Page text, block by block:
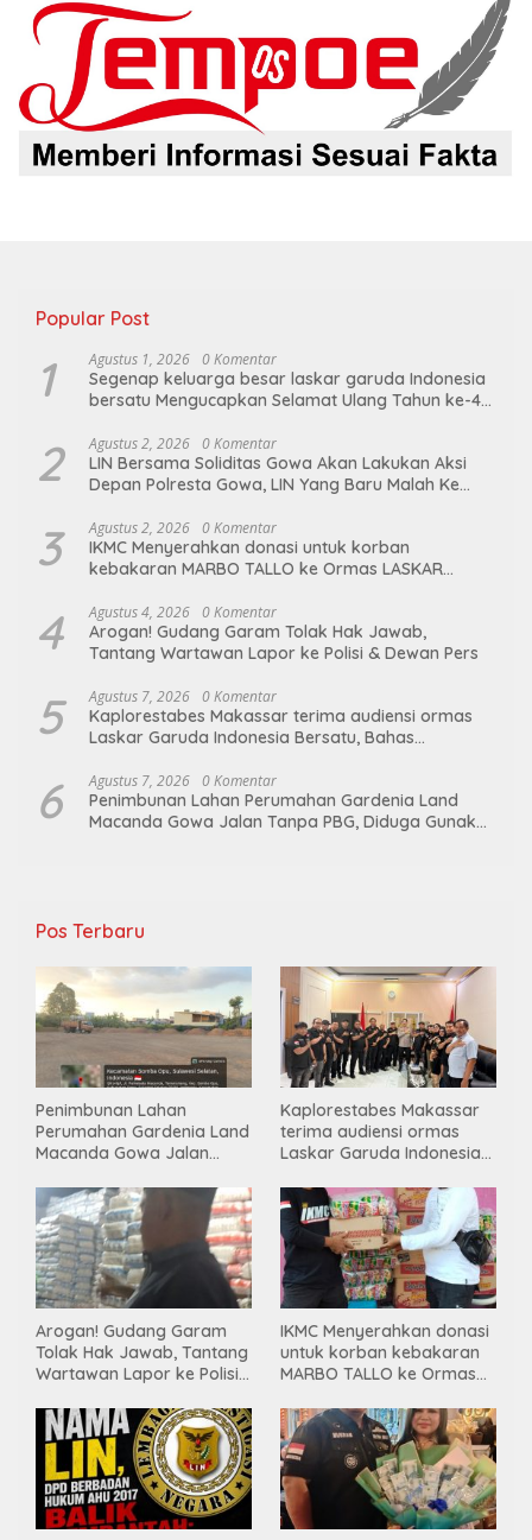
Popular Post
1 Agustus 1, 2026 0 Komentar
Segenap keluarga besar laskar garuda Indonesia
bersatu Mengucapkan Selamat Ulang Tahun ke-44
2 Agustus 2, 2026 0 Komentar
LIN Bersama Soliditas Gowa Akan Lakukan Aksi
Depan Polresta Gowa, LIN Yang Baru Malah Ke
3 Agustus 2, 2026 0 Komentar
IKMC Menyerahkan donasi untuk korban
kebakaran MARBO TALLO ke Ormas LASKAR
4 Agustus 4, 2026 0 Komentar
Arogan! Gudang Garam Tolak Hak Jawab,
Tantang Wartawan Lapor ke Polisi & Dewan Pers
5 Agustus 7, 2026 0 Komentar
Kaplorestabes Makassar terima audiensi ormas
Laskar Garuda Indonesia Bersatu, Bahas
6 Agustus 7, 2026 0 Komentar
Penimbunan Lahan Perumahan Gardenia Land
Macanda Gowa Jalan Tanpa PBG, Diduga Gunakan
Pos Terbaru
Penimbunan Lahan
Perumahan Gardenia Land
Macanda Gowa Jalan
Gunakan Material
Tambang Ilegal
Kaplorestabes Makassar
terima audiensi ormas
Laskar Garuda Indonesia
hingga kegiatan sosial.
Arogan! Gudang Garam
Tolak Hak Jawab, Tantang
Wartawan Lapor ke Polisi
IKMC Menyerahkan donasi
untuk korban kebakaran
MARBO TALLO ke Ormas
INDONESIA BERSATU